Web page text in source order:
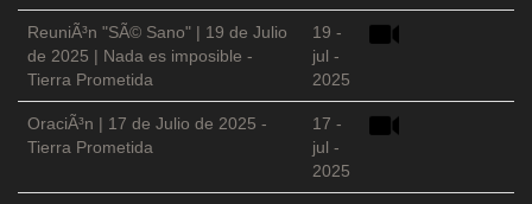
ReuniÃ³n "SÃ© Sano" | 19 de Julio
de 2025 | Nada es imposible -
Tierra Prometida
19 -
jul -
2025
OraciÃ³n | 17 de Julio de 2025 -
Tierra Prometida
17 -
jul -
2025